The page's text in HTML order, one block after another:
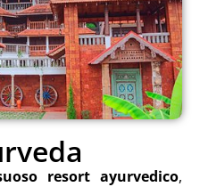
resort ayurvedico,